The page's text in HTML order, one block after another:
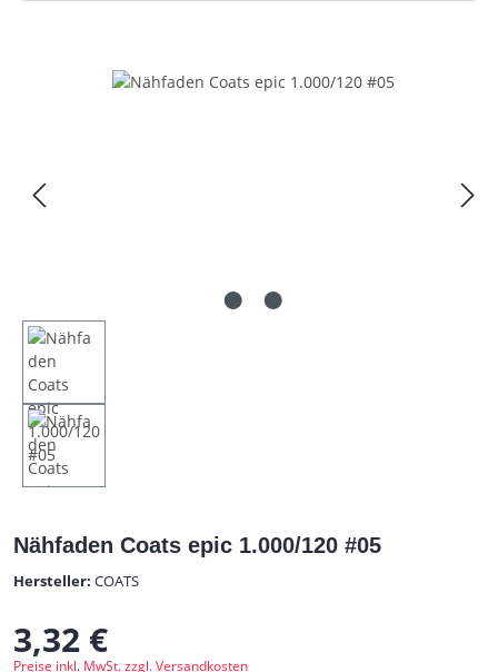
Bildergalerie überspringen
Nähfaden Coats epic 1.000/120 #05
Hersteller: COATS
Regulärer Preis:
3,32 €
Preise inkl. MwSt. zzgl. Versandkosten